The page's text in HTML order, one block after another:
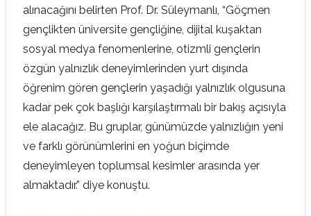
alınacağını belirten Prof. Dr. Süleymanlı, “Göçmen
gençlikten üniversite gençliğine, dijital kuşaktan
sosyal medya fenomenlerine, otizmli gençlerin
özgün yalnızlık deneyimlerinden yurt dışında
öğrenim gören gençlerin yaşadığı yalnızlık olgusuna
kadar pek çok başlığı karşılaştırmalı bir bakış açısıyla
ele alacağız. Bu gruplar, günümüzde yalnızlığın yeni
ve farklı görünümlerini en yoğun biçimde
deneyimleyen toplumsal kesimler arasında yer
almaktadır.” diye konuştu.